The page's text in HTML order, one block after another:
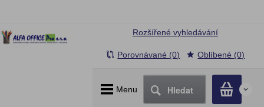
Menu Hledat 0
Rozšířené vyhledávání
Porovnávané (0) Oblíbené (0)